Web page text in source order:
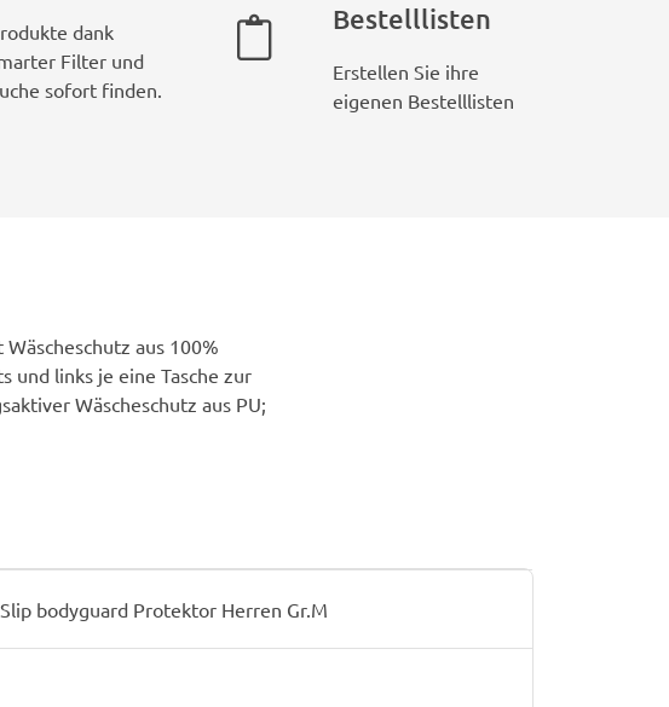
dank
Filter und
sofort finden.
Bestelllisten
Erstellen Sie ihre
eigenen Bestelllisten
aus 100%
und links je eine Tasche zur
Wäscheschutz aus PU;
bodyguard Protektor Herren Gr.M